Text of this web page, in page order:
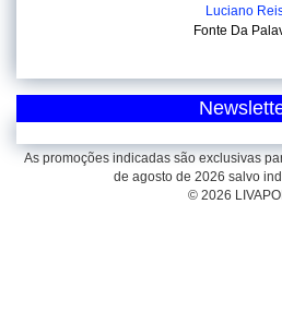
Luciano
Fonte Da
As promoções indicadas são exclusivas
de agosto de 2026 salvo
© 2026